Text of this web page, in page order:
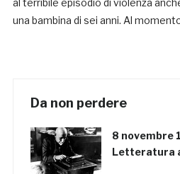
al terribile episodio di violenza
una bambina di sei anni. Al
Da non perdere
8 novembre
Letteratura